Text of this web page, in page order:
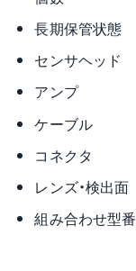
長期保管状態
センサヘッド
アンプ
ケーブル
コネクタ
レンズ・検出面
組み合わせ型番